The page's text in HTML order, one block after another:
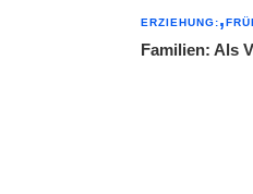
ERZIEHUNG:
Familien: Als